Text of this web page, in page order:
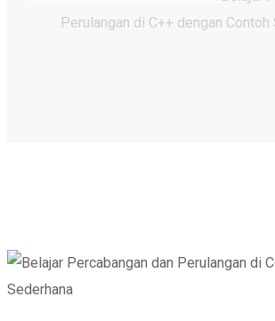
Perulangan di C++ dengan Contoh